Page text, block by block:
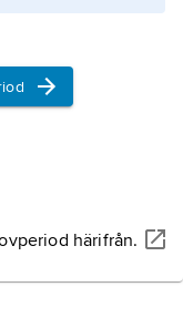
härifrån.